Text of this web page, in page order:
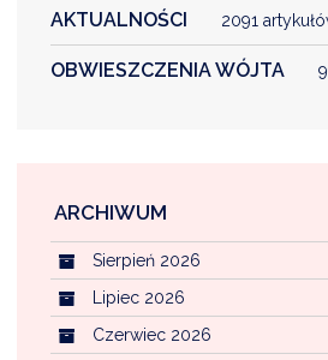
AKTUALNOŚCI 2091
OBWIESZCZENIA WÓJTA
ARCHIWUM
Sierpień 2026
Lipiec 2026
Czerwiec 2026